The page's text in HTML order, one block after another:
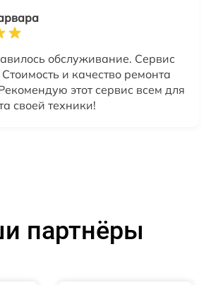
обслуживание. Сервис
и качество ремонта
этот сервис всем для
своей техники!
партнёры